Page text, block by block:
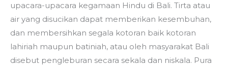
upacara-upacara kegamaan Hindu di Bali. Tirta atau
air yang disucikan dapat memberikan kesembuhan,
dan membersihkan segala kotoran baik kotoran
lahiriah maupun batiniah, atau oleh masyarakat Bali
disebut pengleburan secara sekala dan niskala. Pura